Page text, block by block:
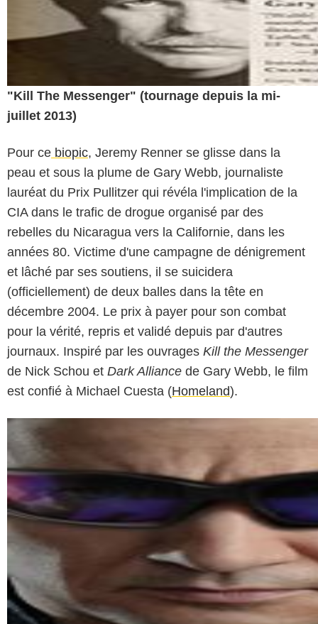
"Kill The Messenger" (tournage depuis la mi-
juillet 2013)
Pour ce biopic, Jeremy Renner se glisse dans la
peau et sous la plume de Gary Webb, journaliste
lauréat du Prix Pullitzer qui révéla l'implication de la
CIA dans le trafic de drogue organisé par des
rebelles du Nicaragua vers la Californie, dans les
années 80. Victime d'une campagne de dénigrement
et lâché par ses soutiens, il se suicidera
(officiellement) de deux balles dans la tête en
décembre 2004. Le prix à payer pour son combat
pour la vérité, repris et validé depuis par d'autres
journaux. Inspiré par les ouvrages Kill the Messenger
de Nick Schou et Dark Alliance de Gary Webb, le film
est confié à Michael Cuesta (Homeland).